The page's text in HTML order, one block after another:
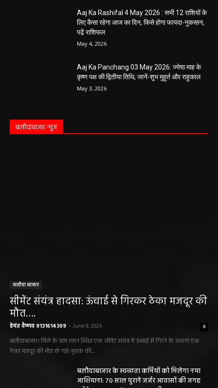
Aaj Ka Rashifal 4 May 2026 : सभी 12 राशियों के
लिए कैसा रहेगा आज का दिन, किसे होगा फायदा-नुकसान,
पढ़ें राशिफल
May 4, 2026
Aaj Ka Panchang 03 May 2026: ज्येष्ठ माह के
कृष्ण पक्ष की द्वितीया तिथि, जानें-शुभ मुहूर्त और राहुकाल
May 3, 2026
बलौदाबाज़ार न्यूज़
बलौदा बाजार
सीमेंट संयंत्र हादसा: ऊंचाई से गिरकर ठेका मजदूर की
मौत….
हेमंत वैष्णव 9131614309 - June 9, 2026 0
बलौदाबाजार। जिले के ग्राम रवान स्थित एक सीमेंट संयंत्र में ऊंचाई से गिरने के कारण एक
ठेका मजदूर की मौत हो गई। मृतक की...
बलौदाबाजार के स्वच्छता कर्मियों को मिलेगा नया
आशियाना: 70 साल पुराने जर्जर आवासों की जगह